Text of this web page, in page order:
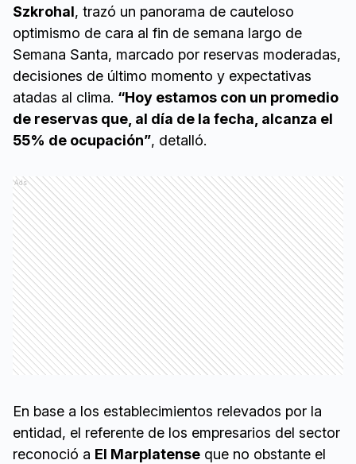
Szkrohal, trazó un panorama de cauteloso
optimismo de cara al fin de semana largo de
Semana Santa, marcado por reservas moderadas,
decisiones de último momento y expectativas
atadas al clima. “Hoy estamos con un promedio
de reservas que, al día de la fecha, alcanza el
55% de ocupación”, detalló.
Ads
En base a los establecimientos relevados por la
entidad, el referente de los empresarios del sector
reconoció a El Marplatense que no obstante el